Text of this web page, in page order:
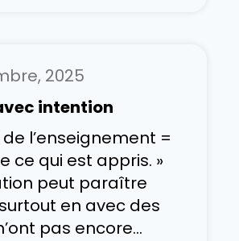
de règles
méthode place
de la langue
authentiques
de lecture, d’écriture
2025
intention
l’enseignement =
ce qui est appris. »
peut paraître
en avec des
pas encore